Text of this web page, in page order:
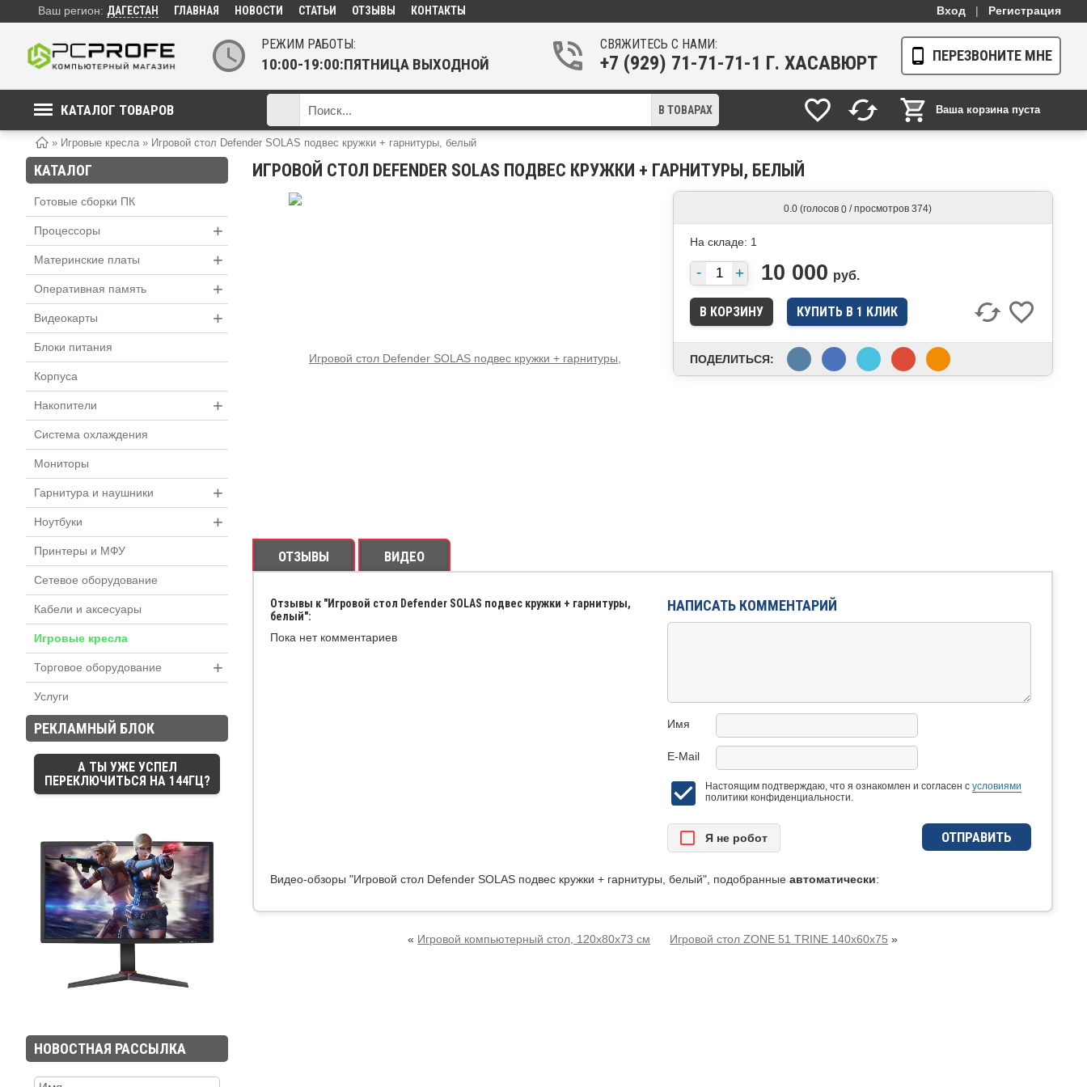
Ваш регион: ДАГЕСТАН ГЛАВНАЯ НОВОСТИ СТАТЬИ ОТЗЫВЫ КОНТАКТЫ Вход | Регистрация
РЕЖИМ РАБОТЫ:
10:00-19:00:ПЯТНИЦА ВЫХОДНОЙ
СВЯЖИТЕСЬ С НАМИ:
+7 (929) 71-71-71-1 Г. ХАСАВЮРТ ПЕРЕЗВОНИТЕ МНЕ
КАТАЛОГ ТОВАРОВ Ваша корзина пуста
В ТОВАРАХ
» Игровые кресла » Игровой стол Defender SOLAS подвес кружки + гарнитуры, белый
КАТАЛОГ
Готовые сборки ПК
Процессоры +
Материнские платы +
Оперативная память +
Видеокарты +
Блоки питания
Корпуса
Накопители +
Система охлаждения
Мониторы
Гарнитура и наушники +
Ноутбуки +
Принтеры и МФУ
Сетевое оборудование
Кабели и аксесуары
Игровые кресла
Торговое оборудование +
Услуги
РЕКЛАМНЫЙ БЛОК
А ТЫ УЖЕ УСПЕЛ
ПЕРЕКЛЮЧИТЬСЯ НА 144ГЦ?
НОВОСТНАЯ РАССЫЛКА
ИГРОВОЙ СТОЛ DEFENDER SOLAS ПОДВЕС КРУЖКИ + ГАРНИТУРЫ, БЕЛЫЙ
0.0 (голосов 0 / просмотров 374)
На складе: 1
10 000 руб.
КУПИТЬ В 1 КЛИК
ПОДЕЛИТЬСЯ:
ОТЗЫВЫ ВИДЕО
Отзывы к "Игровой стол Defender SOLAS подвес кружки + гарнитуры,
белый":
Пока нет комментариев
НАПИСАТЬ КОММЕНТАРИЙ
Имя
E-Mail
Настоящим подтверждаю, что я ознакомлен и согласен с условиями
политики конфиденциальности.
Я нe рoбoт
Видео-обзоры "Игровой стол Defender SOLAS подвес кружки + гарнитуры, белый", подобранные автоматически:
« Игровой компьютерный стол, 120х80х73 см Игровой стол ZONE 51 TRINE 140x60x75 »